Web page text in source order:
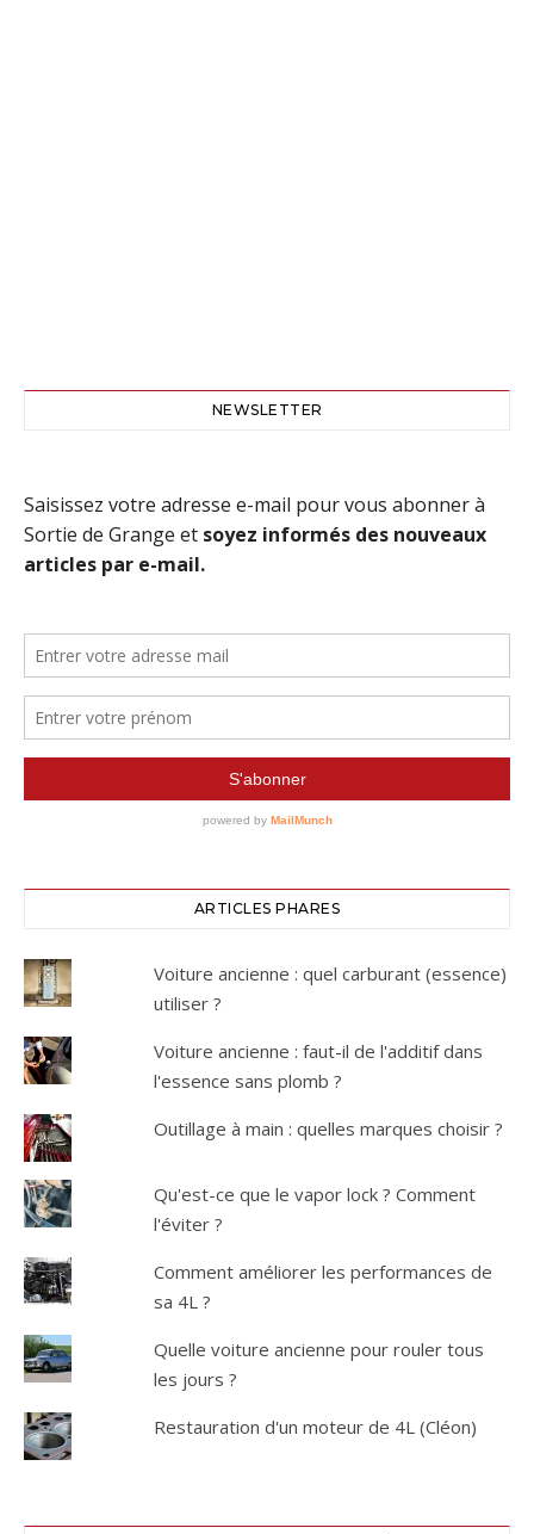
NEWSLETTER
ARTICLES PHARES
Voiture ancienne : quel carburant (essence)
utiliser ?
Voiture ancienne : faut-il de l'additif dans
l'essence sans plomb ?
Outillage à main : quelles marques choisir ?
Qu'est-ce que le vapor lock ? Comment
l'éviter ?
Comment améliorer les performances de
sa 4L ?
Quelle voiture ancienne pour rouler tous
les jours ?
Restauration d'un moteur de 4L (Cléon)